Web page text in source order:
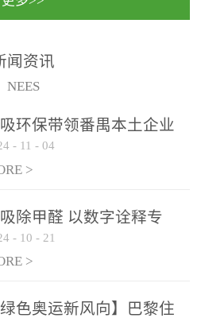
珠
国家通过设在对外开放口
（及各出入境边防检查
闻资讯
NEES
环保带领番禺本​土企业
破局向“新”
- 11 - 04
>
除甲醛 以数字诠释专
尽显除醛品牌实力！
- 10 - 21
>
绿色奥运新风向】巴黎住